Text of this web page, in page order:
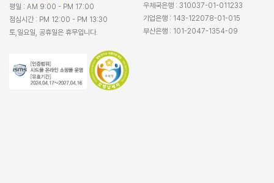
평일 : AM 9:00 - PM 17:00
점심시간 : PM 12:00 - PM 13:30
토,일요일, 공휴일은 휴무입니다.
우체국은행 : 310037-01-011233
기업은행 : 143-122078-01-015
부산은행 : 101-2047-1354-09